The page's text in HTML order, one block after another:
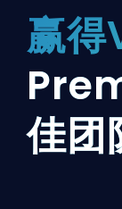
赢
佳团